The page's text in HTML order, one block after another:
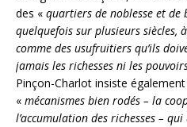
des « quartiers de noblesse et de
quelquefois sur plusieurs siècles,
comme des usufruitiers qu’ils
jamais les richesses ni les
Pinçon-Charlot insiste
« mécanismes bien rodés – la
l’accumulation des richesses –